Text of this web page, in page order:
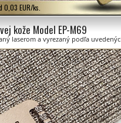
0,03 EUR/ks.
kože Model EP-M69
laserom a vyrezaný podľa